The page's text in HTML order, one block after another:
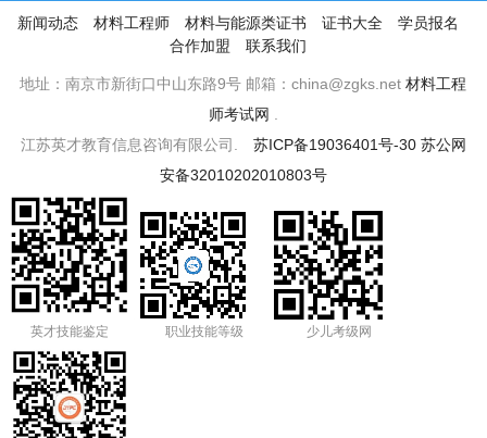
新闻动态 材料工程师 材料与能源类证书 证书大全
学员报名
合作加盟
联系我们
地址：南京市新街口中山东路9号 邮箱：china@zgks.net材料工程
师考试网
江苏英才教育信息咨询有限公司. 苏ICP备19036401号-30 苏公网
安备32010202010803号
英才技能鉴定 职业技能等级 少儿考级网